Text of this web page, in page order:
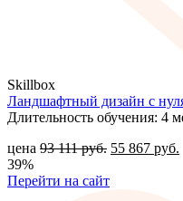
Skillbox
Ландшафтный дизайн с
Длительность обучения: 4
цена 93 111руб. 55 867 руб.
39%
Перейти на сайт